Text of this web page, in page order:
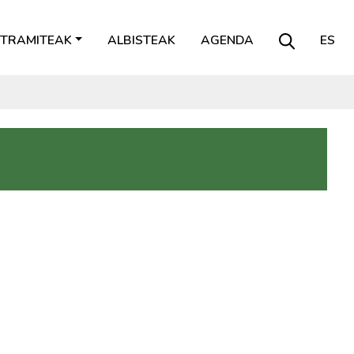
TRAMITEAK ALBISTEAK AGENDA ES